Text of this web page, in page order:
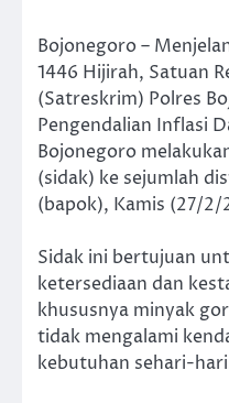
Bojonegoro –
1446 Hijirah, Satuan
(Satreskrim) Polres
Pengendalian Inflasi
Bojonegoro
(sidak) ke sejumlah
(bapok), Kamis (27/2/
Sidak ini bertujuan
ketersediaan dan
khususnya minyak
tidak mengalami
kebutuhan sehari-